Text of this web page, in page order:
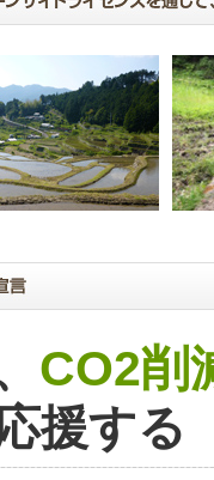
CO2削
援する